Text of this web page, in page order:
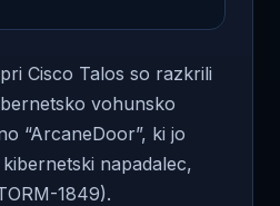
Cisco Talos so razkrili
vohunsko
“ArcaneDoor”, ki jo
napadalec,
1849).